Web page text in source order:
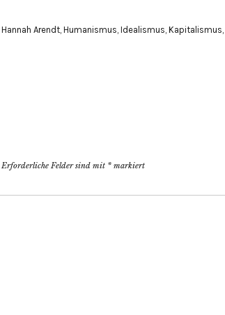
Hannah Arendt, Humanismus, Idealismus, Kapitalismus,
Erforderliche Felder sind mit * markiert